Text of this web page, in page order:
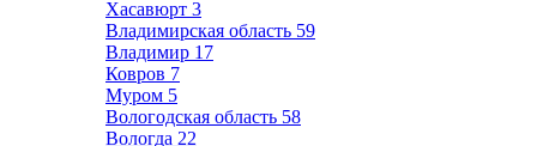
Хасавюрт 3
Владимирская область 59
Владимир 17
Ковров 7
Муром 5
Вологодская область 58
Вологда 22